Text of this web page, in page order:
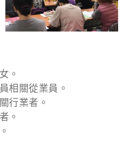
。
相關從業員。
行業者。
。